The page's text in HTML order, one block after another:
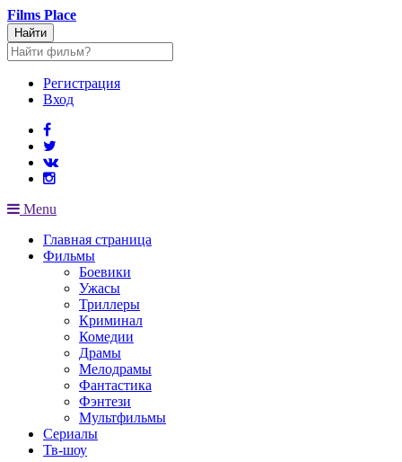
Films Place
Найти
Регистрация
Вход
Menu
Главная страница
Фильмы
Боевики
Ужасы
Триллеры
Криминал
Комедии
Драмы
Мелодрамы
Фантастика
Фэнтези
Мультфильмы
Сериалы
Тв-шоу